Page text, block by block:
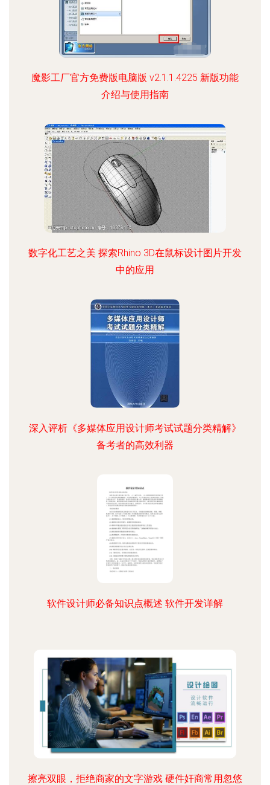
魔影工厂官方免费版电脑版 v2.1.1.4225 新版功能
介绍与使用指南
数字化工艺之美 探索Rhino 3D在鼠标设计图片开发
中的应用
深入评析《多媒体应用设计师考试试题分类精解》
备考者的高效利器
软件设计师必备知识点概述 软件开发详解
擦亮双眼，拒绝商家的文字游戏 硬件奸商常用忽悠